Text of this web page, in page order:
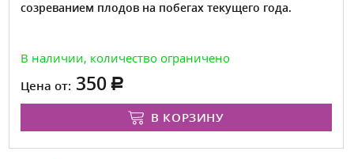
созреванием плодов на побегах текущего года.
В наличии, количество ограничено
Цена от: 350
В КОРЗИНУ